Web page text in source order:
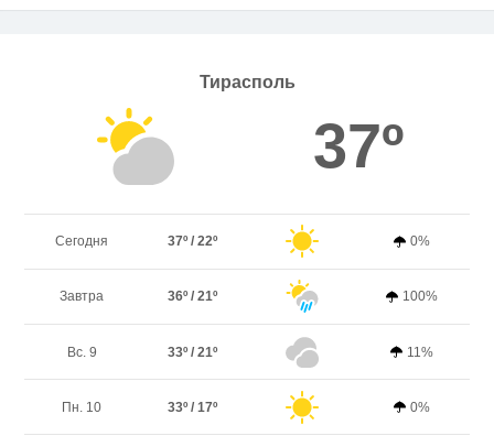
Тирасполь
37º
Сегодня 37º / 22º 0%
Завтра 36º / 21º 100%
Вс. 9 33º / 21º 11%
Пн. 10 33º / 17º 0%